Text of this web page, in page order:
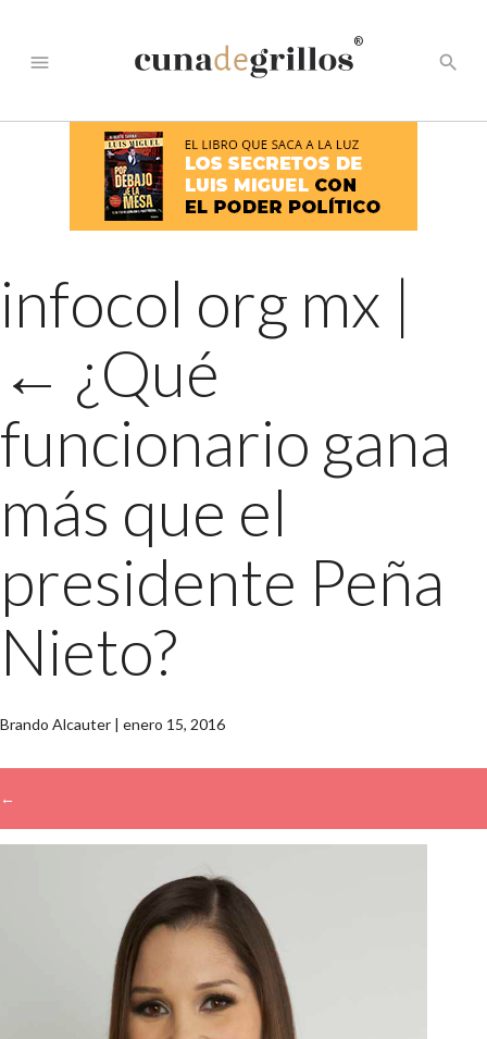
menu
®
search
infocol org mx |
← ¿Qué
funcionario gana
más que el
presidente Peña
Nieto?
Brando Alcauter | enero 15, 2016
←